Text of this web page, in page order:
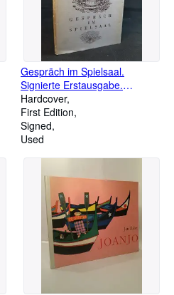
Gespräch im Spielsaal.
Signierte Erstausgabe.
Umschlagentwurf von Alfred
Mahlau.
Hardcover
First Edition
Signed
Used